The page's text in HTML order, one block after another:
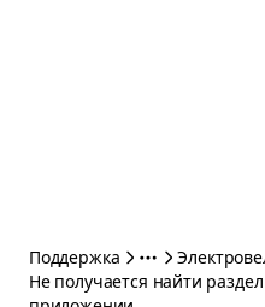
Поддержка
Не получается найти